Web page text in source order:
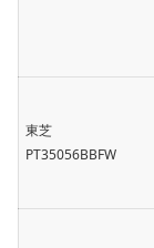
東芝
PT35056BBFW